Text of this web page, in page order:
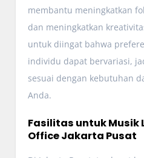
membantu meningkatkan
dan meningkatkan
untuk diingat bahwa
individu dapat bervariasi,
sesuai dengan kebutuhan
Anda.
Fasilitas untuk Musik
Office Jakarta Pusat